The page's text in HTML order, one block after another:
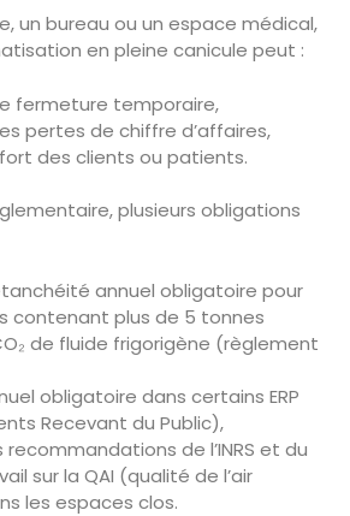
un bureau ou un espace médical,
en pleine canicule peut :
fermeture temporaire,
pertes de chiffre d’affaires,
des clients ou patients.
plusieurs obligations
annuel obligatoire pour
contenant plus de 5 tonnes
de fluide frigorigène (règlement
obligatoire dans certains ERP
Recevant du Public),
de l’INRS et du
sur la QAI (qualité de l’air
les espaces clos.